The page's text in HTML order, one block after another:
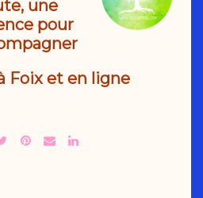
une
pour
Foix et en ligne